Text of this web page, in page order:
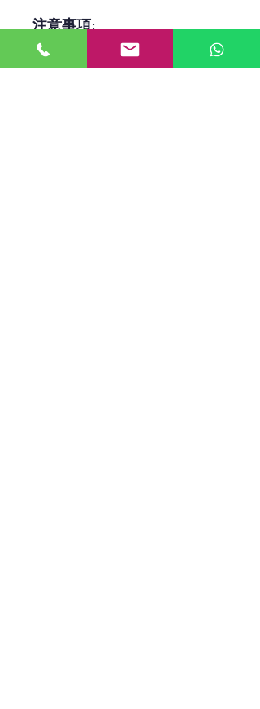
注意事項:
如不慎吞嚥，請致電醫生，本
產品可能導致輕微皮膚或眼睛